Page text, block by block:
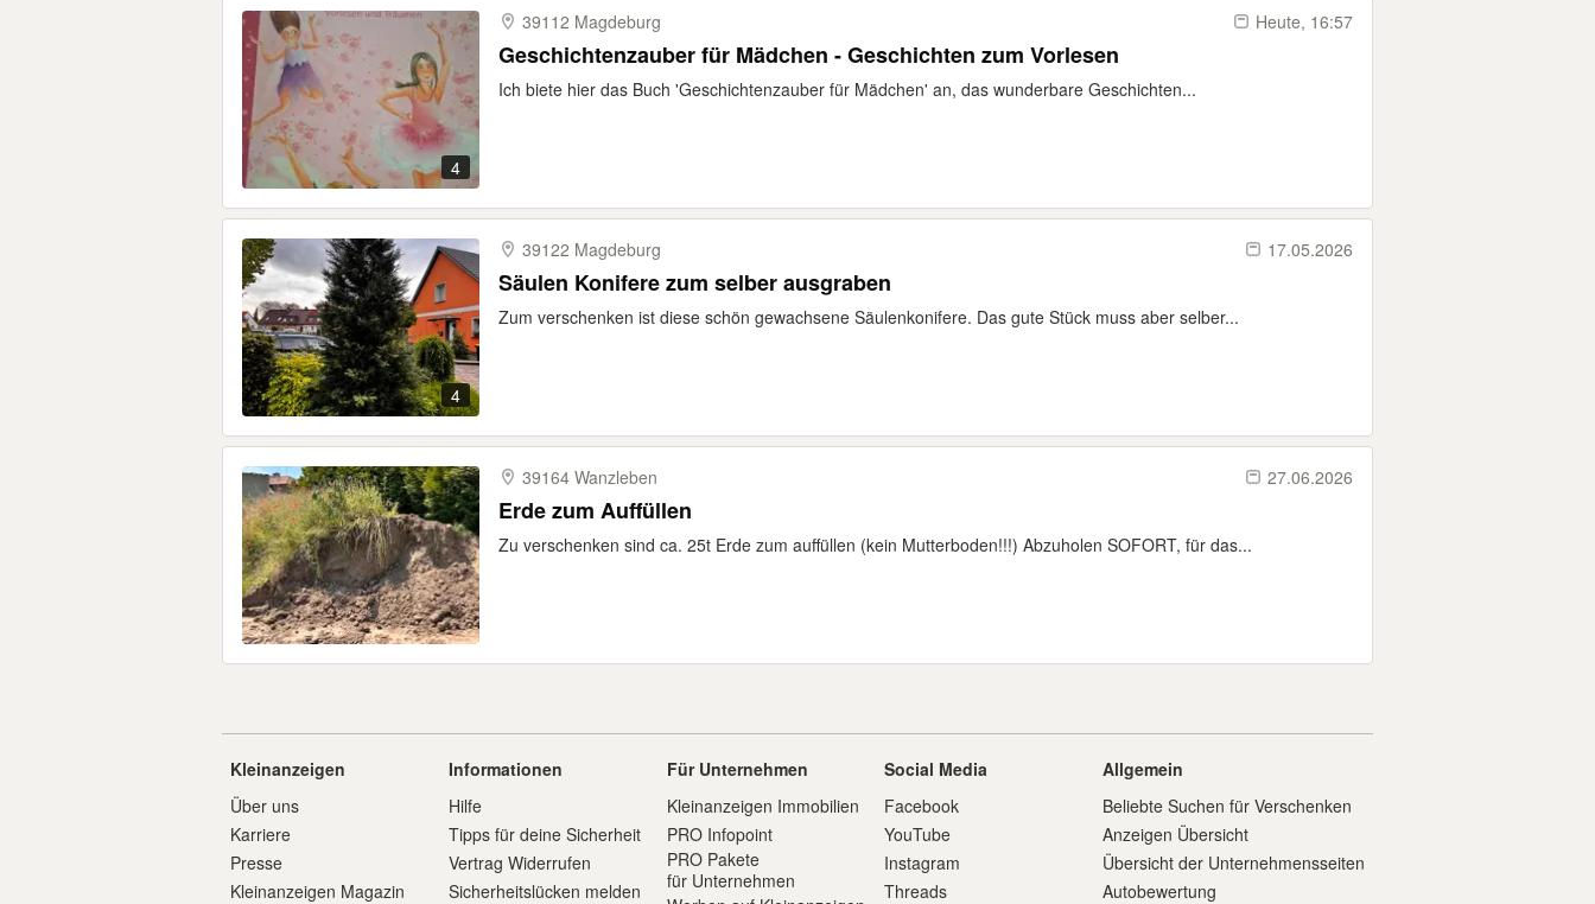
4
39112 Magdeburg Heute, 16:57
Geschichtenzauber für Mädchen - Geschichten zum Vorlesen
Ich biete hier das Buch 'Geschichtenzauber für Mädchen' an, das wunderbare Geschichten...
4
39122 Magdeburg 17.05.2026
Säulen Konifere zum selber ausgraben
Zum verschenken ist diese schön gewachsene Säulenkonifere. Das gute Stück muss aber selber...
39164 Wanzleben 27.06.2026
Erde zum Auffüllen
Zu verschenken sind ca. 25t Erde zum auffüllen (kein Mutterboden!!!) Abzuholen SOFORT, für das...
Kleinanzeigen
Über uns
Karriere
Presse
Kleinanzeigen Magazin
Informationen
Hilfe
Tipps für deine Sicherheit
Vertrag Widerrufen
Sicherheitslücken melden
Für Unternehmen
Kleinanzeigen Immobilien
PRO Infopoint
PRO Pakete
für Unternehmen
Social Media
Facebook
YouTube
Instagram
Threads
Allgemein
Beliebte Suchen für Verschenken
Anzeigen Übersicht
Übersicht der Unternehmensseiten
Autobewertung